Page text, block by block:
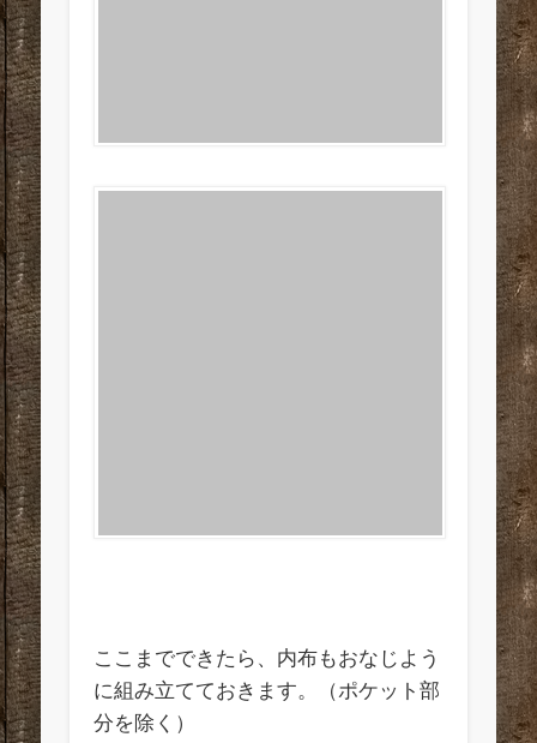
ここまでできたら、内布もおなじよう
に組み立てておきます。（ポケット部
分を除く）